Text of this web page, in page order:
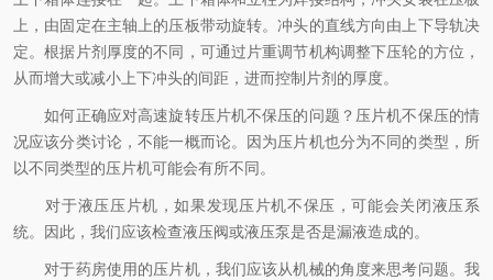
上，由固定在主轴上的压板带动旋转。冲头的直线方向由上下导轨决
定。根据片剂厚度的不同，可通过片重调节机构调整下压轮的方位，
从而增大或减小上下冲头的间距，进而控制片剂的厚度。
如何正确应对高速旋转压片机不保压的问题？压片机不保压的情
况应该分类讨论，不能一概而论。因为压片机也分为不同的类型，所
以不同类型的压片机可能会有所不同。
对于液压压片机，如果发现压片机不保压，可能会关闭液压系
统。因此，我们应该检查液压阀或液压泵是否是漏液造成的。
对于药房使用的压片机，我们应该从机械的角度来思考问题。我